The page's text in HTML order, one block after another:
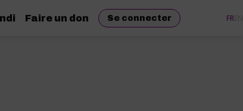
Faire un don Se connecter FR